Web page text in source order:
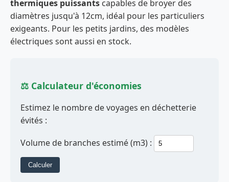
thermiques puissants capables de broyer des
diamètres jusqu'à 12cm, idéal pour les particuliers
exigeants. Pour les petits jardins, des modèles
électriques sont aussi en stock.
⚖️ Calculateur d'économies
Estimez le nombre de voyages en déchetterie
évités :
Volume de branches estimé (m3) :
Calculer